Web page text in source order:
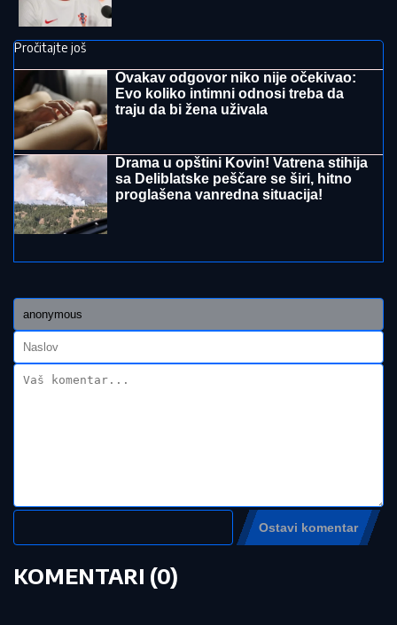
sef iz banke, pa dolijali u MEGA-
desetine hiljada evra!
Angelina radi na dva mesta i ne eksponira se javno:
"Jako je sposobna"
UMRO ČUVENI SLOBODAN BOBA
narodnih pevača, bez njega srpska
kafana ne bi bila ista
by Aklamator
Pročitajte još:
trejd: Srbin za jednog od najboljih